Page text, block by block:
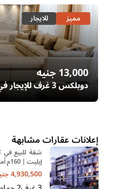
مميز للايجار
13,000جنيه
دوبلكس 3 غرف
– التجمع الخامس | غرفة
إعلانات عقارات مشابهة
شقة للبيع في
إيليت | 160م أمام أكبر جاردن في R8
4,930,500